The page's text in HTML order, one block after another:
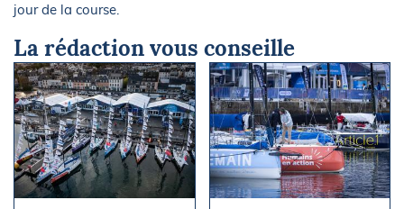
jour de la course.
La rédaction vous conseille